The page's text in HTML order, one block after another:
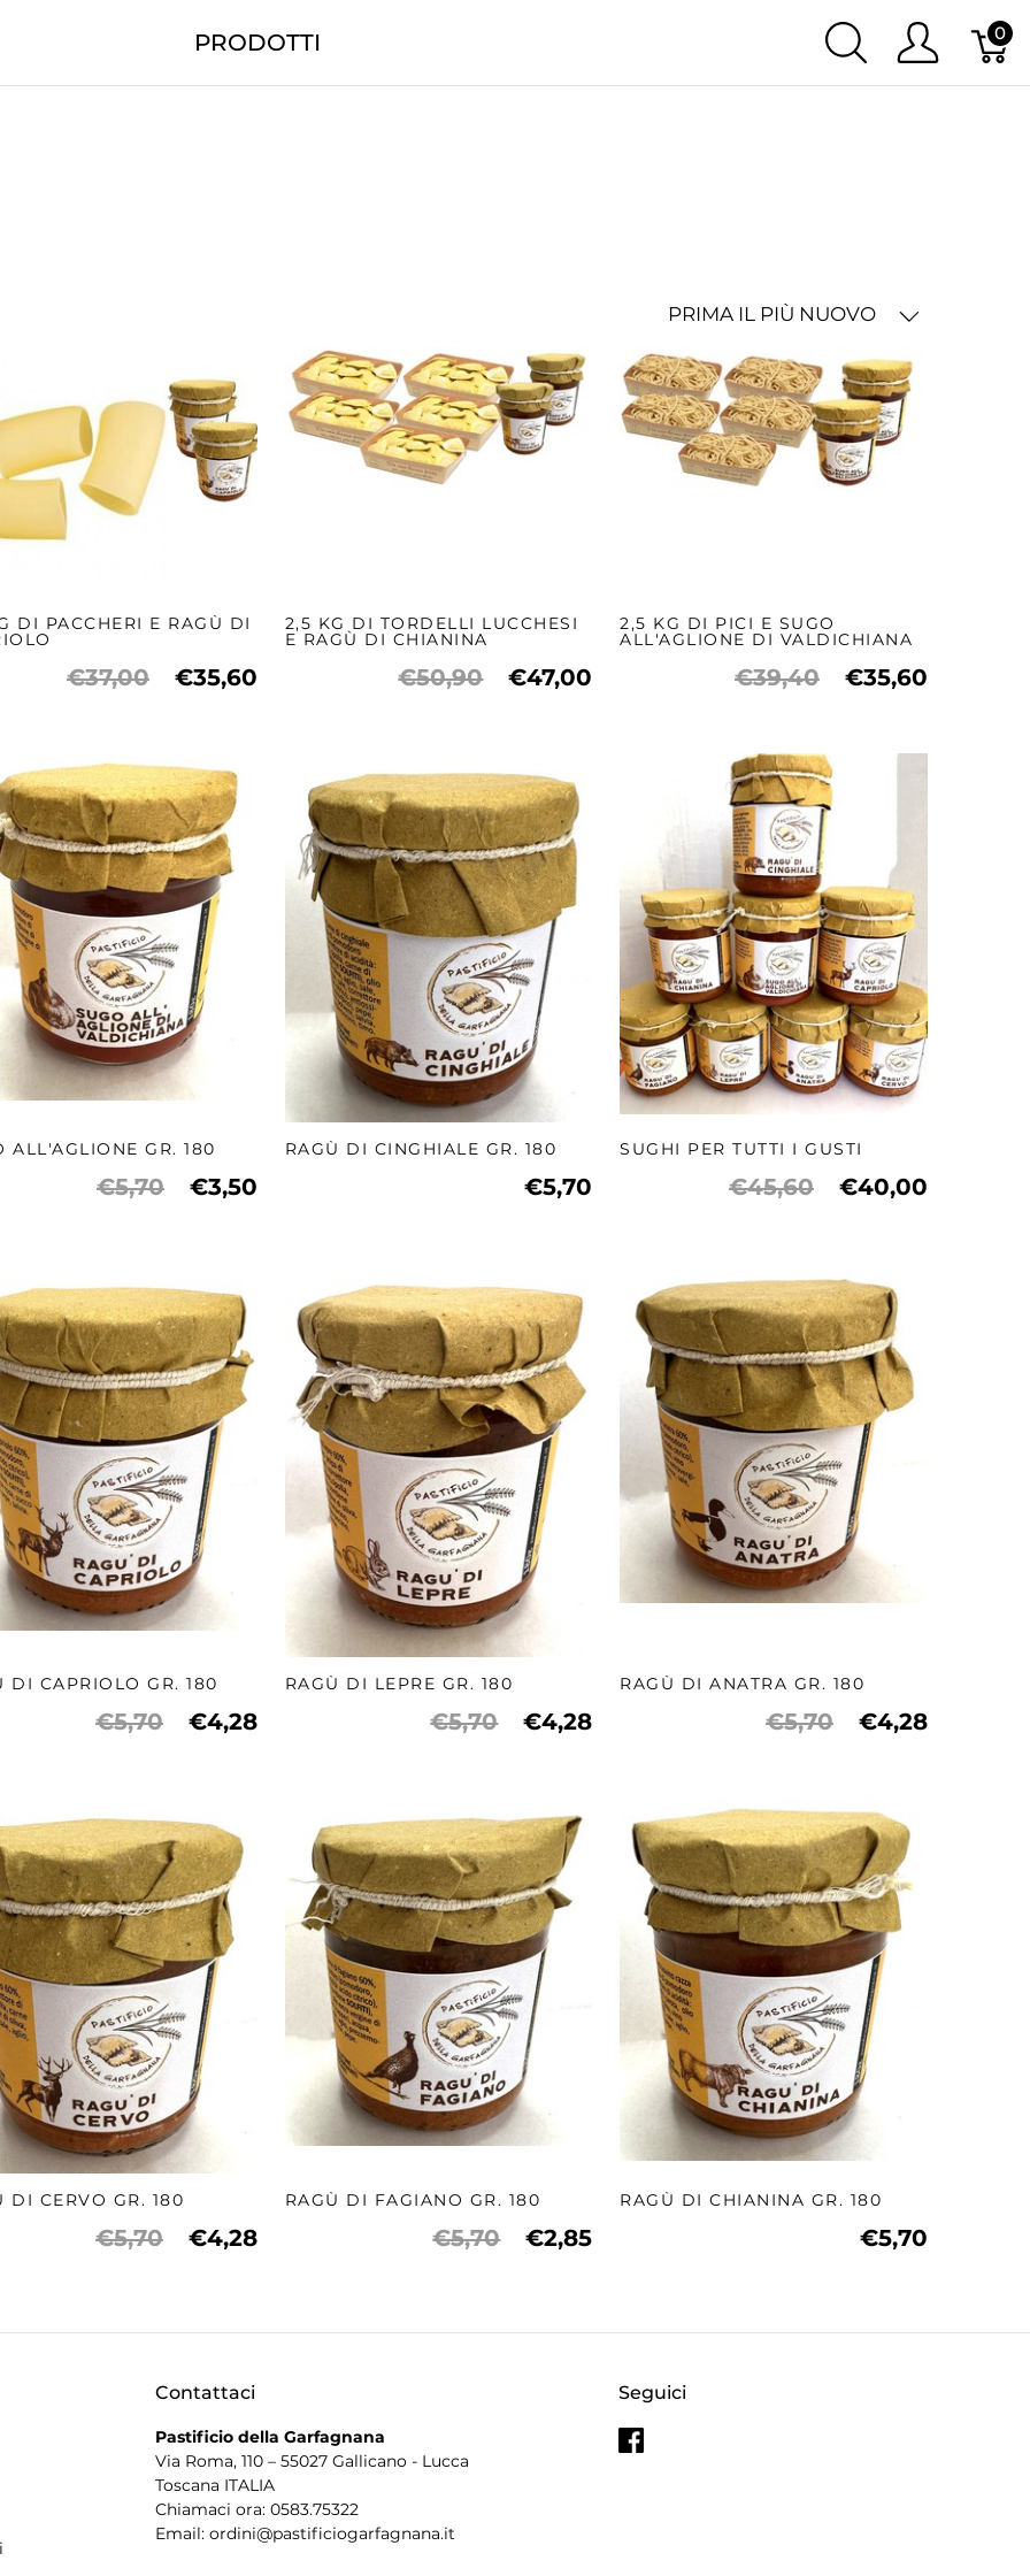
PRODOTTI 0
PRIMA IL PIÙ NUOVO
DI PACCHERI E RAGÙ DI
€37,00 €35,60
2,5 KG DI TORDELLI LUCCHESI
E RAGÙ DI CHIANINA
€50,90 €47,00
2,5 KG DI PICI E SUGO
ALL'AGLIONE DI VALDICHIANA
€39,40 €35,60
ALL'AGLIONE GR. 180
€5,70 €3,50
RAGÙ DI CINGHIALE GR. 180
€5,70
SUGHI PER TUTTI I GUSTI
€45,60 €40,00
DI CAPRIOLO GR. 180
€5,70 €4,28
RAGÙ DI LEPRE GR. 180
€5,70 €4,28
RAGÙ DI ANATRA GR. 180
€5,70 €4,28
DI CERVO GR. 180
€5,70 €4,28
RAGÙ DI FAGIANO GR. 180
€5,70 €2,85
RAGÙ DI CHIANINA GR. 180
€5,70
Seguici
Contattaci
Pastificio della Garfagnana
Via Roma, 110 – 55027 Gallicano - Lucca
Toscana ITALIA
Chiamaci ora: 0583.75322
Email: ordini@pastificiogarfagnana.it